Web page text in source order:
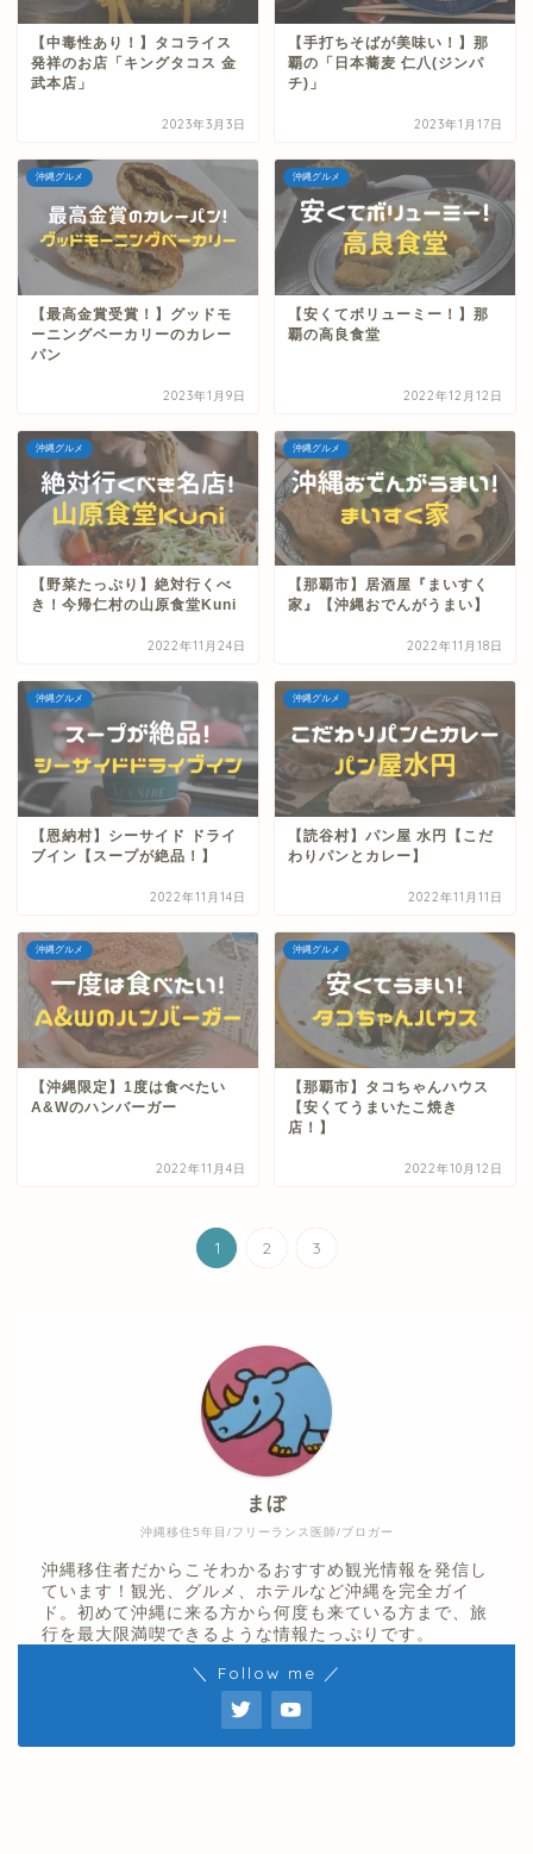
【中毒性あり！】タコライス
発祥のお店「キングタコス 金
武本店」
2023年3月3日
【手打ちそばが美味い！】那
覇の「日本蕎麦 仁八(ジンパ
チ)」
2023年1月17日
沖縄グルメ
【最高金賞受賞！】グッドモ
ーニングベーカリーのカレー
パン
2023年1月9日
沖縄グルメ
【安くてボリューミー！】那
覇の高良食堂
2022年12月12日
沖縄グルメ
【野菜たっぷり】絶対行くべ
き！今帰仁村の山原食堂Kuni
2022年11月24日
沖縄グルメ
【那覇市】居酒屋『まいすく
家』【沖縄おでんがうまい】
2022年11月18日
沖縄グルメ
【恩納村】シーサイド ドライ
ブイン【スープが絶品！】
2022年11月14日
沖縄グルメ
【読谷村】パン屋 水円【こだ
わりパンとカレー】
2022年11月11日
沖縄グルメ
【沖縄限定】1度は食べたい
A&Wのハンバーガー
2022年11月4日
沖縄グルメ
【那覇市】タコちゃんハウス
【安くてうまいたこ焼き
店！】
2022年10月12日
1 2 3
沖縄移住5年目/フリーランス医師/ブロガー
まぼ
沖縄移住者だからこそわかるおすすめ観光情報を発信し
ています！観光、グルメ、ホテルなど沖縄を完全ガイ
ド。初めて沖縄に来る方から何度も来ている方まで、旅
行を最大限満喫できるような情報たっぷりです。
＼ Follow me ／